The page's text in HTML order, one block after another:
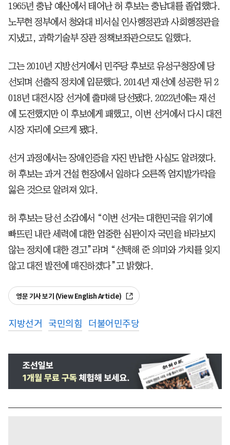
1965년 충남 예산에서 태어난 허 후보는 충남대를 졸업했다.
노무현 정부에서 청와대 비서실 인사행정관과 사회행정관을
지냈고, 과학기술부 장관 정책보좌관으로도 일했다.
그는 2010년 지방선거에서 민주당 후보로 유성구청장에 당
선되며 선출직 정치에 입문했다. 2014년 재선에 성공한 뒤 2
018년 대전시장 선거에 출마해 당선됐다. 2022년에는 재선
에 도전했지만 이 후보에게 패했고, 이번 선거에서 다시 대전
시장 자리에 오르게 됐다.
선거 과정에서는 장애인증을 자진 반납한 사실도 알려졌다.
허 후보는 과거 건설 현장에서 일하다 오른쪽 엄지발가락을
잃은 것으로 알려져 있다.
허 후보는 당선 소감에서 “이번 선거는 대한민국을 위기에
빠뜨린 내란 세력에 대한 엄중한 심판이자 국민을 바라보지
않는 정치에 대한 경고”라며 “선택해 준 의미와 가치를 잊지
않고 대전 발전에 매진하겠다”고 밝혔다.
영문 기사 보기 (View English Article)
지방선거 국민의힘 더불어민주당